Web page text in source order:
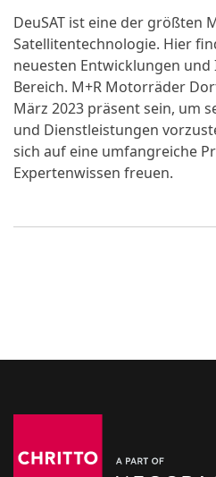
DeuSAT ist eine der größten
Satellitentechnologie. Hier
neuesten Entwicklungen
Bereich. M+R Motorräder
März 2023 präsent sein, um
und Dienstleistungen
sich auf eine umfangreiche
Expertenwissen freuen.